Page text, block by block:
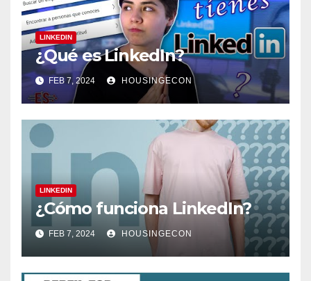
LINKEDIN
¿Qué es LinkedIn?
FEB 7, 2024 HOUSINGECON
LINKEDIN
¿Cómo funciona LinkedIn?
FEB 7, 2024 HOUSINGECON